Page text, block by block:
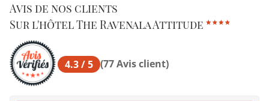
Avis de nos clients
Sur l'hôtel The Ravenala Attitude
4.3 / 5 (77 Avis client)